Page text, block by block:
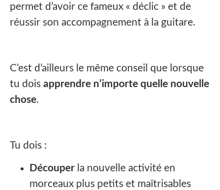
permet d’avoir ce fameux « déclic » et de
réussir son accompagnement à la guitare.
C’est d’ailleurs le même conseil que lorsque
tu dois apprendre n’importe quelle nouvelle
chose.
Tu dois :
Découper la nouvelle activité en
morceaux plus petits et maîtrisables